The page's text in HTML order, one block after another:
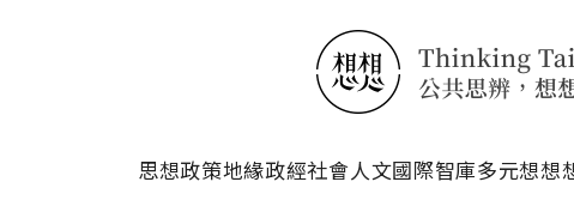
思想政策地緣政經社會人文國際智庫多元想想